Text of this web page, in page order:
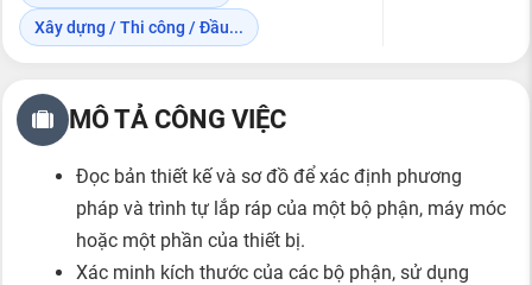
Xây dựng / Thi công / Đầu...
MÔ TẢ CÔNG VIỆC
Đọc bản thiết kế và sơ đồ để xác định phương
pháp và trình tự lắp ráp của một bộ phận, máy móc
hoặc một phần của thiết bị.
Xác minh kích thước của các bộ phận, sử dụng